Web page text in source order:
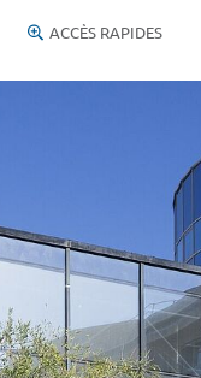
ACCÈS RAPIDES